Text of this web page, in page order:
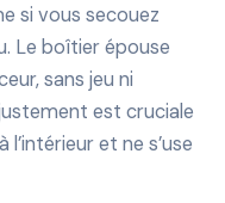
si vous secouez
Le boîtier épouse
sans jeu ni
est cruciale
l’intérieur et ne s’use